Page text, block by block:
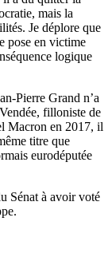
mais la
Je déplore que
pose en victime
logique
Pierre Grand n’a
filloniste de
Macron en 2017, il
titre que
eurodéputée
Sénat à avoir voté